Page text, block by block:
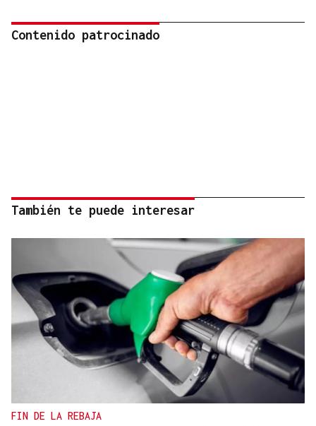
Contenido patrocinado
También te puede interesar
FIN DE LA REBAJA